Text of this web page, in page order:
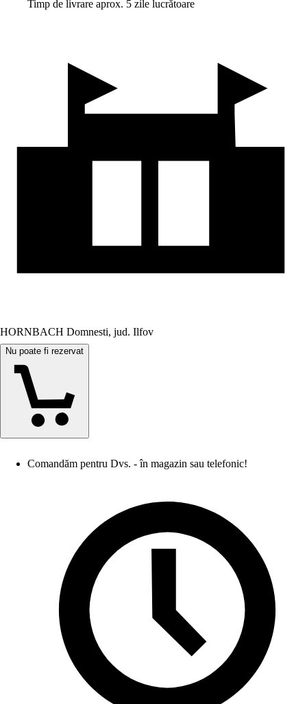
Timp de livrare aprox. 5 zile lucrătoare
HORNBACH Domnesti, jud. Ilfov
Nu poate fi rezervat
Comandăm pentru Dvs. - în magazin sau telefonic!